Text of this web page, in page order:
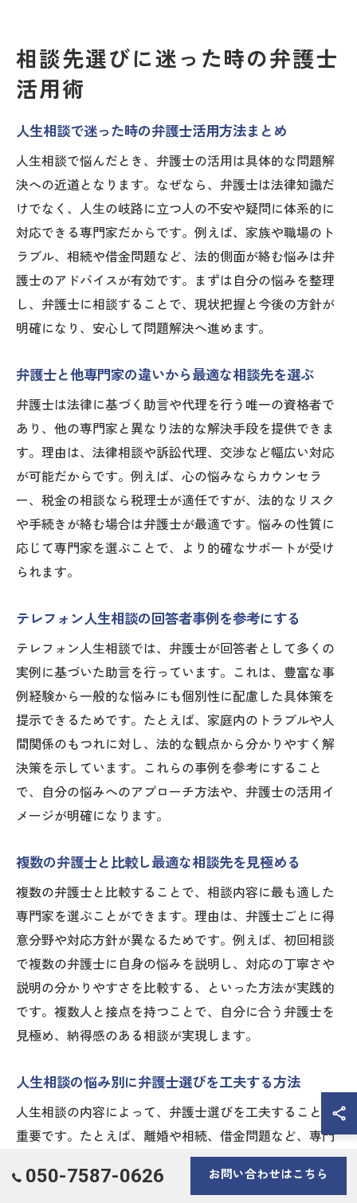
相談先選びに迷った時の弁護士
活用術
人生相談で迷った時の弁護士活用方法まとめ
人生相談で悩んだとき、弁護士の活用は具体的な問題解
決への近道となります。なぜなら、弁護士は法律知識だ
けでなく、人生の岐路に立つ人の不安や疑問に体系的に
対応できる専門家だからです。例えば、家族や職場のト
ラブル、相続や借金問題など、法的側面が絡む悩みは弁
護士のアドバイスが有効です。まずは自分の悩みを整理
し、弁護士に相談することで、現状把握と今後の方針が
明確になり、安心して問題解決へ進めます。
弁護士と他専門家の違いから最適な相談先を選ぶ
弁護士は法律に基づく助言や代理を行う唯一の資格者で
あり、他の専門家と異なり法的な解決手段を提供できま
す。理由は、法律相談や訴訟代理、交渉など幅広い対応
が可能だからです。例えば、心の悩みならカウンセラ
ー、税金の相談なら税理士が適任ですが、法的なリスク
や手続きが絡む場合は弁護士が最適です。悩みの性質に
応じて専門家を選ぶことで、より的確なサポートが受け
られます。
テレフォン人生相談の回答者事例を参考にする
テレフォン人生相談では、弁護士が回答者として多くの
実例に基づいた助言を行っています。これは、豊富な事
例経験から一般的な悩みにも個別性に配慮した具体策を
提示できるためです。たとえば、家庭内のトラブルや人
間関係のもつれに対し、法的な観点から分かりやすく解
決策を示しています。これらの事例を参考にすること
で、自分の悩みへのアプローチ方法や、弁護士の活用イ
メージが明確になります。
複数の弁護士と比較し最適な相談先を見極める
複数の弁護士と比較することで、相談内容に最も適した
専門家を選ぶことができます。理由は、弁護士ごとに得
意分野や対応方針が異なるためです。例えば、初回相談
で複数の弁護士に自身の悩みを説明し、対応の丁寧さや
説明の分かりやすさを比較する、といった方法が実践的
です。複数人と接点を持つことで、自分に合う弁護士を
見極め、納得感のある相談が実現します。
人生相談の悩み別に弁護士選びを工夫する方法
人生相談の内容によって、弁護士選びを工夫することが
重要です。たとえば、離婚や相続、借金問題など、専門
分野に強みを持つ弁護士を選ぶことで、より的確なアド
バイスが受けられるからです。具体的には、過去の事例
050-7587-0626 お問い合わせはこちら